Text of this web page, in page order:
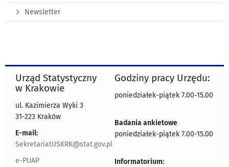
Newsletter
Urząd Statystyczny
w Krakowie
ul. Kazimierza Wyki 3
31-223 Kraków
E-mail:
SekretariatUSKRK@stat.gov.pl
e-PUAP
Godziny pracy Urzędu:
poniedziałek-piątek 7.00-15.00
Badania ankietowe
poniedziałek-piątek 7.00-15.00
Informatorium: